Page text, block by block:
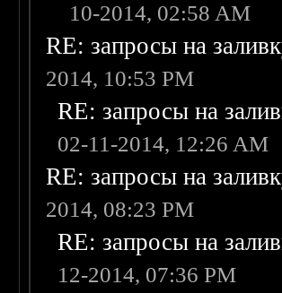
10-2014, 02:58 AM
RE: запросы на
2014, 10:53 PM
RE: запросы на
02-11-2014, 12:26 AM
RE: запросы на
2014, 08:23 PM
RE: запросы на
12-2014, 07:36 PM